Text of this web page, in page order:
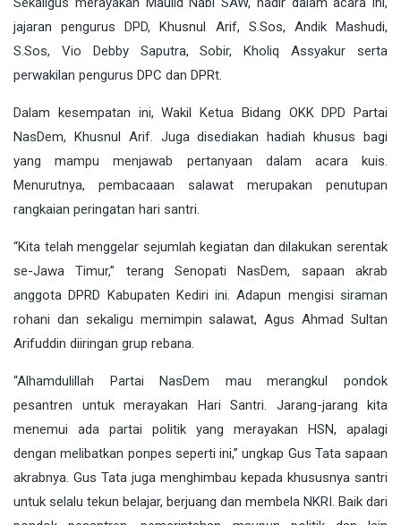
jajaran pengurus DPD, Khusnul Arif, S.Sos, Andik Mashudi,
S.Sos, Vio Debby Saputra, Sobir, Kholiq Assyakur serta
perwakilan pengurus DPC dan DPRt.
Dalam kesempatan ini, Wakil Ketua Bidang OKK DPD Partai
NasDem, Khusnul Arif. Juga disediakan hadiah khusus bagi
yang mampu menjawab pertanyaan dalam acara kuis.
Menurutnya, pembacaaan salawat merupakan penutupan
rangkaian peringatan hari santri.
“Kita telah menggelar sejumlah kegiatan dan dilakukan serentak
se-Jawa Timur,” terang Senopati NasDem, sapaan akrab
anggota DPRD Kabupaten Kediri ini. Adapun mengisi siraman
rohani dan sekaligu memimpin salawat, Agus Ahmad Sultan
Arifuddin diiringan grup rebana.
“Alhamdulillah Partai NasDem mau merangkul pondok
pesantren untuk merayakan Hari Santri. Jarang-jarang kita
menemui ada partai politik yang merayakan HSN, apalagi
dengan melibatkan ponpes seperti ini,” ungkap Gus Tata sapaan
akrabnya. Gus Tata juga menghimbau kepada khususnya santri
untuk selalu tekun belajar, berjuang dan membela NKRI. Baik dari